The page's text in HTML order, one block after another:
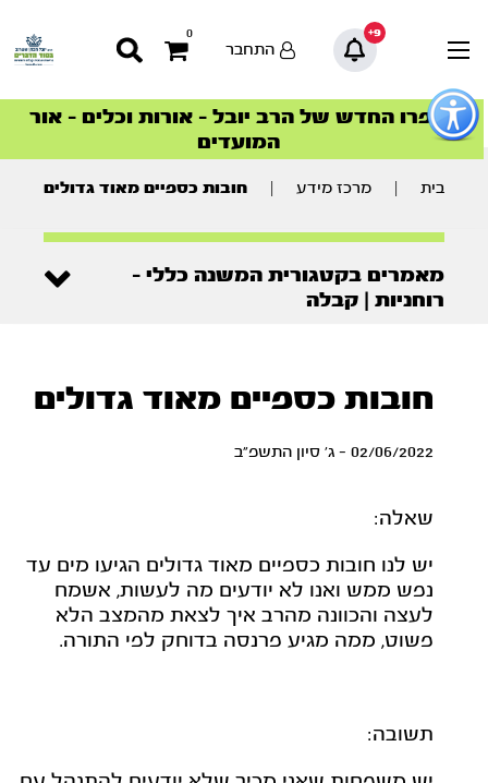
כפתור
לפתיחת
תפריט
9+
0
התחבר
סדרות הפודקאסטים
הסדרה המובילה החודש – דרך המלך
ספרו החדש של הרב יובל – אורות וכלים – אור
המועדים
הצטרפו למהפכת הבריאות הטבעית >
סדרות הפודקאסטים
הסדרה המובילה החודש – דרך המלך
בית מרכז מידע חובות כספיים מאוד גדולים
מאמרים בקטגורית המשנה כללי -
רוחניות | קבלה
חובות כספיים מאוד גדולים
02/06/2022 - ג' סיון התשפ"ב
שאלה:
יש לנו חובות כספיים מאוד גדולים הגיעו מים עד
נפש ממש ואנו לא יודעים מה לעשות, אשמח
לעצה והכוונה מהרב איך לצאת מהמצב הלא
פשוט, ממה מגיע פרנסה בדוחק לפי התורה.
תשובה: